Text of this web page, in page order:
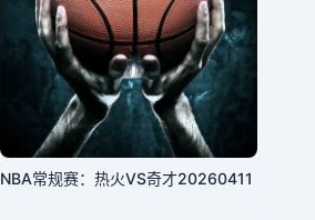
NBA常规赛：热火VS奇才20260411